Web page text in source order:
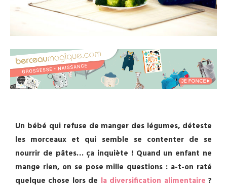
Un bébé qui refuse de manger des légumes, déteste
les morceaux et qui semble se contenter de se
nourrir de pâtes… ça inquiète ! Quand un enfant ne
mange rien, on se pose mille questions : a-t-on raté
quelque chose lors de la diversification alimentaire ?